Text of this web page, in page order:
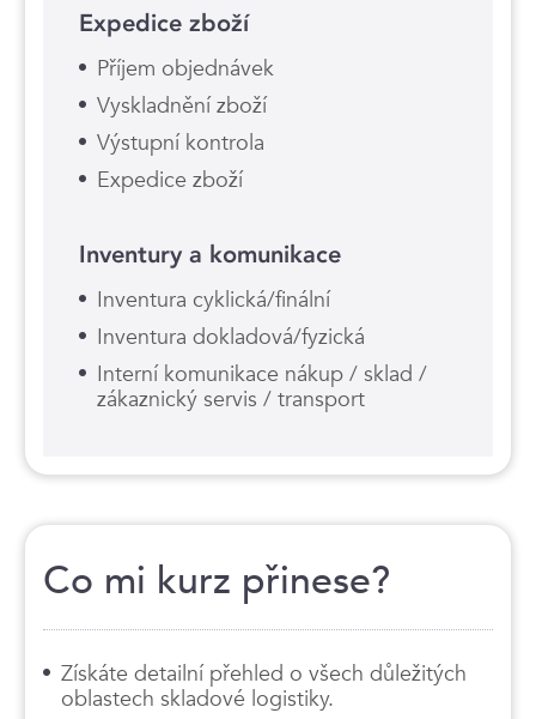
Expedice zboží
Příjem objednávek
Vyskladnění zboží
Výstupní kontrola
Expedice zboží
Inventury a komunikace
Inventura cyklická/finální
Inventura dokladová/fyzická
Interní komunikace nákup / sklad /
zákaznický servis / transport
Co mi kurz přinese?
Získáte detailní přehled o všech důležitých
oblastech skladové logistiky.